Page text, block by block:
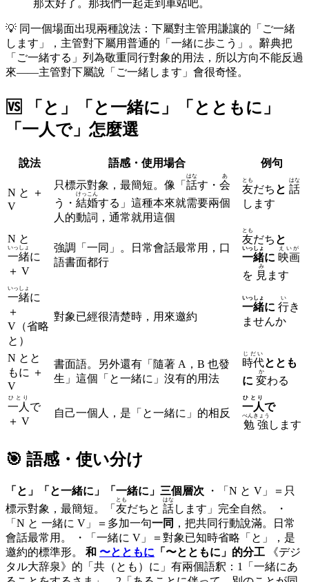
那太好了。那我們一起走到車站吧。
💡 同一個場面出現兩種說法：下屬對主管用謙讓的「ご一緒
します」，主管對下屬用普通的「一緒に歩こう」。辭典把
「ご一緒する」列為敬重同行對象的用法，所以方向不能反過
來——主管對下屬說「ご一緒します」會很奇怪。
🆚
「と」「と一緒に」「とともに」
「一人で」怎麼選
說法 語感・使用場合 例句
N と ＋
V
只標示對象，最簡短。像「 話
はな
す・ 会
あ
う・ 結婚
けっこん
する」這種本來就需要兩個
人的動詞，通常就用這個
友
とも
だち と 話
はな
します
N と
一緒
いっしょ
に
＋ V
強調「一同」。日常會話最常用，口
語書面都行
友
とも
だち と
一緒
いっしょ
に 映画
えいが
を 見
み
ます
一緒
いっしょ
に
＋
V（省略
と）
對象已經很清楚時，用來邀約
一緒
いっしょ
に 行
い
き
ませんか
N とと
もに ＋
V
書面語。另外還有「隨著 A，B 也發
生」這個「と一緒に」沒有的用法
時代
じだい
ととも
に 変
か
わる
一人
ひとり
で
＋ V
自己一個人，是「と一緒に」的相反
一人
ひとり
で
勉強
べんきょう
します
🎯 語感・使い分け
「と」「と一緒に」「一緒に」三個層次 ・「N と V」＝只
標示對象，最簡短。「 友
とも
だちと 話
はな
します」完全自然。 ・
「N と 一緒に V」＝多加一句一同 ，把共同行動說滿。日常
會話最常用。 ・「一緒に V」＝對象已知時省略「と」，是
邀約的標準形。 和 〜とともに 「〜とともに」的分工 《デジ
タル大辞泉》的「共（とも）に」有兩個語釈：1「一緒にあ